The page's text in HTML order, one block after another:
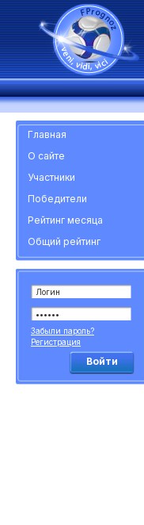
Главная
О сайте
Участники
Победители
Рейтинг месяца
Общий рейтинг
Забыли пароль?
Регистрация
Войти